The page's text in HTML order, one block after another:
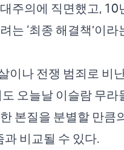
주의에 직면했고, 10
는 ‘최종 해결책’이
이나 전쟁 범죄로 비
오늘날 이슬람 무
본질을 분별할 만큼
비교될 수 있다.